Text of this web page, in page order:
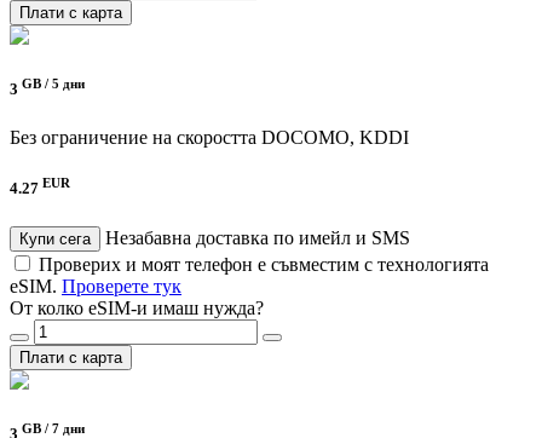
Плати с карта
3 GB / 5 дни
Без ограничение на скоростта DOCOMO, KDDI
4.27 EUR
Купи сега
Незабавна доставка по имейл и SMS
Проверих и моят телефон е съвместим с технологията
eSIM. Проверете тук
От колко eSIM-и имаш нужда?
Плати с карта
3 GB / 7 дни